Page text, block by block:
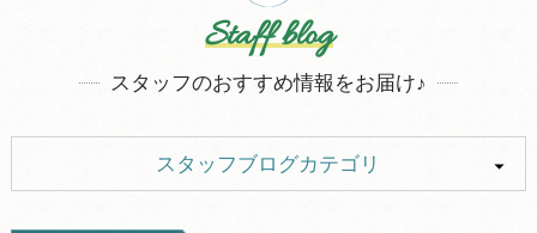
Staff blog
スタッフのおすすめ情報をお届け♪
スタッフブログカテゴリ